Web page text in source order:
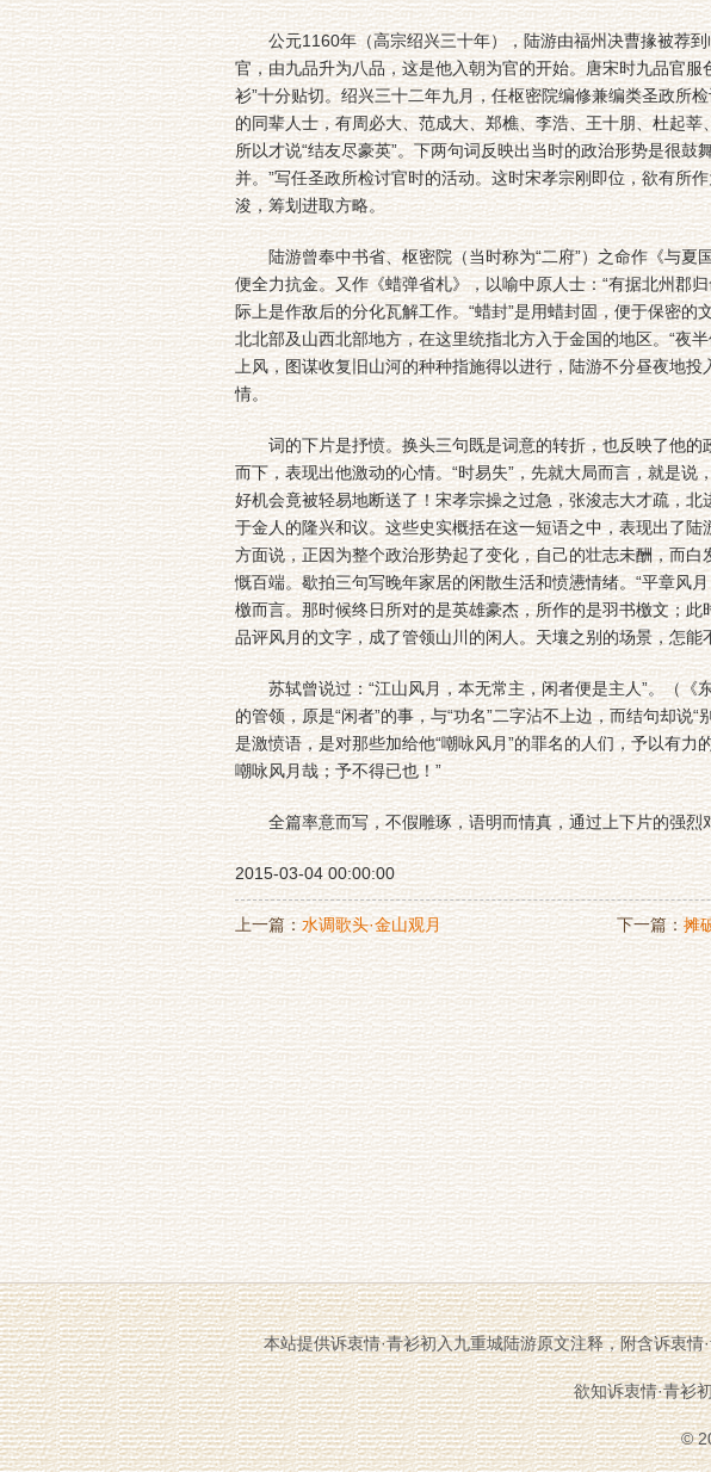
公元1160年（高宗绍兴三十年），陆游由福州决曹掾被荐到
官，由九品升为八品，这是他入朝为官的开始。唐宋时九品官服
衫”十分贴切。绍兴三十二年九月，任枢密院编修兼编类圣政所
的同辈人士，有周必大、范成大、郑樵、李浩、王十朋、杜起
所以才说“结友尽豪英”。下两句词反映出当时的政治形势是很鼓
并。”写任圣政所检讨官时的活动。这时宋孝宗刚即位，欲有所
浚，筹划进取方略。
陆游曾奉中书省、枢密院（当时称为“二府”）之命作《与夏
便全力抗金。又作《蜡弹省札》，以喻中原人士：“有据北州郡
际上是作敌后的分化瓦解工作。“蜡封”是用蜡封固，便于保密的
北北部及山西北部地方，在这里统指北方入于金国的地区。“夜
上风，图谋收复旧山河的种种指施得以进行，陆游不分昼夜地
情。
词的下片是抒愤。换头三句既是词意的转折，也反映了他的
而下，表现出他激动的心情。“时易失”，先就大局而言，就是说
好机会竟被轻易地断送了！宋孝宗操之过急，张浚志大才疏，
于金人的隆兴和议。这些史实概括在这一短语之中，表现出了陆
方面说，正因为整个政治形势起了变化，自己的壮志未酬，而
慨百端。歇拍三句写晚年家居的闲散生活和愤懑情绪。“平章风
檄而言。那时候终日所对的是英雄豪杰，所作的是羽书檄文；
品评风月的文字，成了管领山川的闲人。天壤之别的场景，怎能
苏轼曾说过：“江山风月，本无常主，闲者便是主人”。（《
的管领，原是“闲者”的事，与“功名”二字沾不上边，而结句却说
是激愤语，是对那些加给他“嘲咏风月”的罪名的人们，予以有力
嘲咏风月哉；予不得已也！”
全篇率意而写，不假雕琢，语明而情真，通过上下片的强烈
2015-03-04 00:00:00
上一篇：水调歌头·金山观月 下一篇：摊
本站提供诉衷情·青衫初入九重城陆游原文注释，附含诉衷
欲知诉衷情·青衫
©